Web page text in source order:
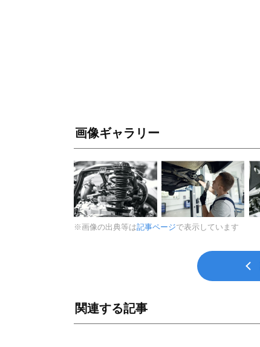
画像ギャラリー
※画像の出典等は記事ページで表示しています
関連する記事